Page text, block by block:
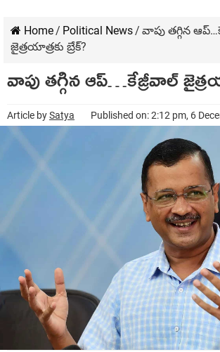
Home/ Political News/ వాపు తగ్గిన
జైత్రయాత్రకు బ్రేక్?
వాపు తగ్గిన ఆప్…కేజ్రీవాల్
Article bySatya Published on: 2:12 pm, 6